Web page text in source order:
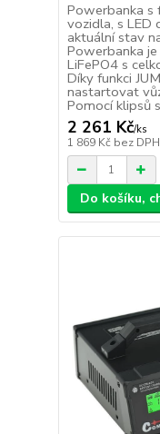
Powerbanka s
vozidla, s LED
aktuální stav
Powerbanka
LiFePO4 s
Díky funkci
nastartovat
Pomocí klipsů
2 261 Kč/ks
1 869 Kč bez DPH
Do košíku,